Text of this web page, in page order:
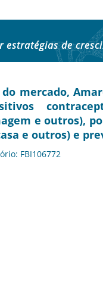
estratégias de
mercado,
e outros),
e outros) e
FBI106772